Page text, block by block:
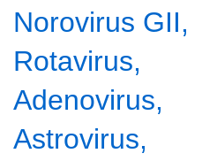
Norovirus GII,
Rotavirus,
Adenovirus,
Astrovirus,